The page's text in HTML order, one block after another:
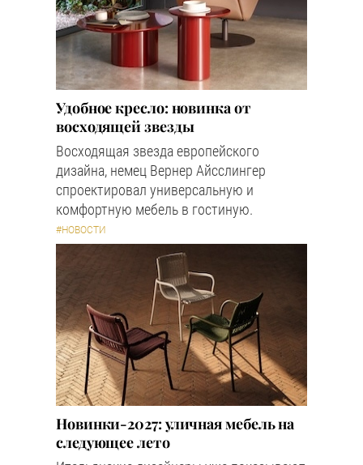
Удобное кресло: новинка от
восходящей звезды
Восходящая звезда европейского
дизайна, немец Вернер Айсслингер
спроектировал универсальную и
комфортную мебель в гостиную.
#НОВОСТИ
Новинки-2027: уличная мебель на
следующее лето